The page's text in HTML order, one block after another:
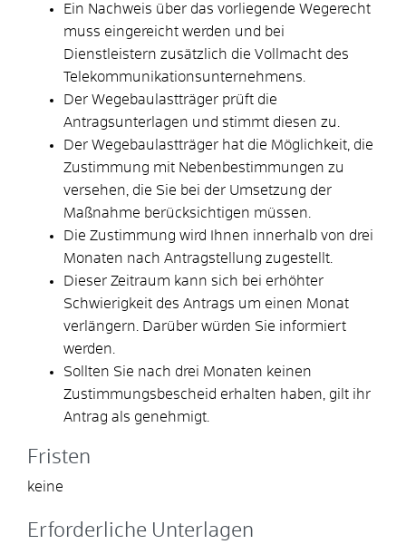
Ein Nachweis über das vorliegende Wegerecht
muss eingereicht werden und bei
Dienstleistern zusätzlich die Vollmacht des
Telekommunikationsunternehmens.
Der Wegebaulastträger prüft die
Antragsunterlagen und stimmt diesen zu.
Der Wegebaulastträger hat die Möglichkeit, die
Zustimmung mit Nebenbestimmungen zu
versehen, die Sie bei der Umsetzung der
Maßnahme berücksichtigen müssen.
Die Zustimmung wird Ihnen innerhalb von drei
Monaten nach Antragstellung zugestellt.
Dieser Zeitraum kann sich bei erhöhter
Schwierigkeit des Antrags um einen Monat
verlängern. Darüber würden Sie informiert
werden.
Sollten Sie nach drei Monaten keinen
Zustimmungsbescheid erhalten haben, gilt ihr
Antrag als genehmigt.
Fristen
keine
Erforderliche Unterlagen